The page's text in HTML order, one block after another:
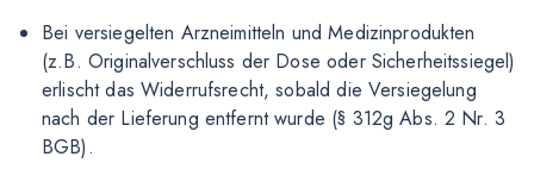
Bei versiegelten Arzneimitteln und Medizinprodukten
(z.B. Originalverschluss der Dose oder Sicherheitssiegel)
erlischt das Widerrufsrecht, sobald die Versiegelung
nach der Lieferung entfernt wurde (§ 312g Abs. 2 Nr. 3
BGB).